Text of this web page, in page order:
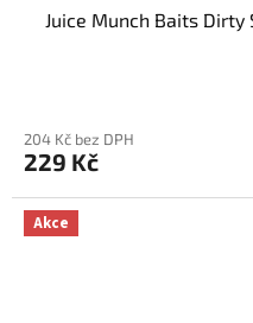
Juice Munch Baits
204 Kč bez DPH
229 Kč
Akce